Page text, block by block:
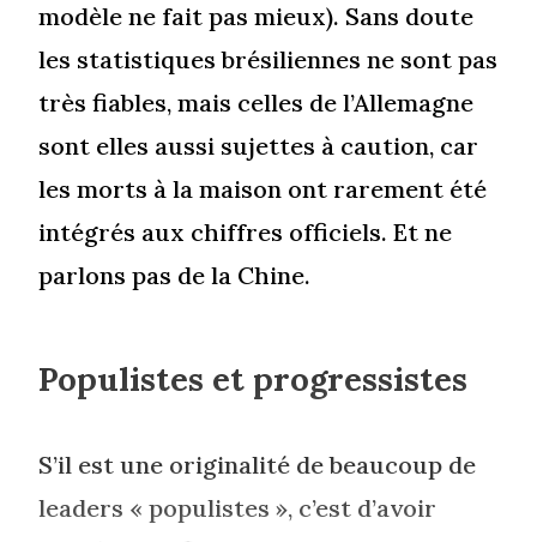
modèle ne fait pas mieux). Sans doute
les statistiques brésiliennes ne sont pas
très fiables, mais celles de l’Allemagne
sont elles aussi sujettes à caution, car
les morts à la maison ont rarement été
intégrés aux chiffres officiels. Et ne
parlons pas de la Chine.
Populistes et progressistes
S’il est une originalité de beaucoup de
leaders « populistes », c’est d’avoir